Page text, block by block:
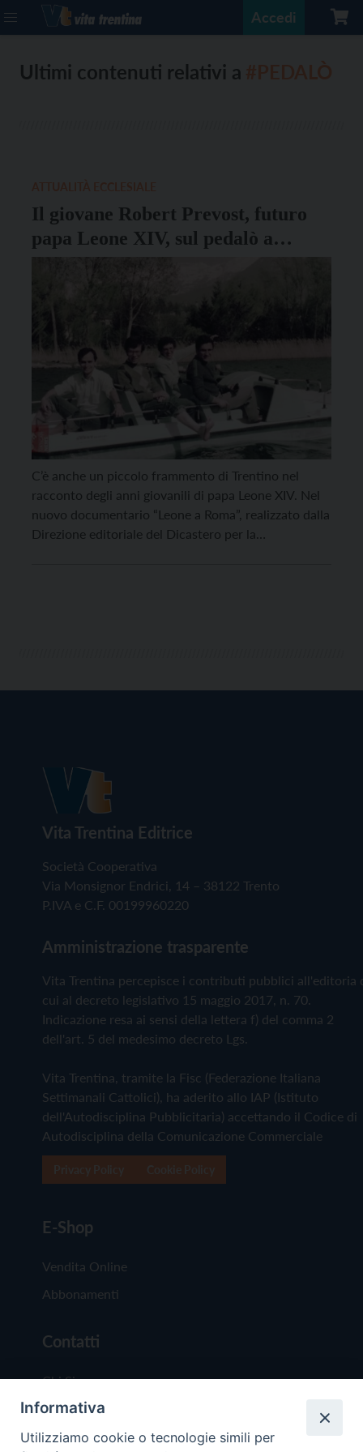
Accedi
Ultimi contenuti relativi a
Il giovane Robert Prevost, futuro
papa Leone XIV, sul pedalò a
Levico
C’è anche un piccolo frammento di Trentino nel
racconto degli anni giovanili di papa Leone XIV. Nel
nuovo documentario “Leone a Roma”, realizzato dalla
Direzione editoriale del Dicastero per la
Vita Trentina Editrice
Società Cooperativa
Via Monsignor Endrici, 14 – 38122 Trento
P.IVA e C.F. 00199960220
Amministrazione trasparente
Vita Trentina percepisce i contributi pubblici all'editoria
cui al decreto legislativo 15 maggio 2017, n. 70.
Indicazione resa ai sensi della lettera f) del comma 2
dell'art. 5 del medesimo decreto Lgs.
Vita Trentina, tramite la Fisc (Federazione Italiana
Settimanali Cattolici), ha aderito allo IAP (Istituto
dell'Autodisciplina Pubblicitaria) accettando il Codice di
Autodisciplina della Comunicazione Commerciale
E-Shop
Vendita Online
Abbonamenti
Contatti
Chi Siamo
Redazione
Scrivici
Informativa
Utilizziamo cookie o tecnologie simili per